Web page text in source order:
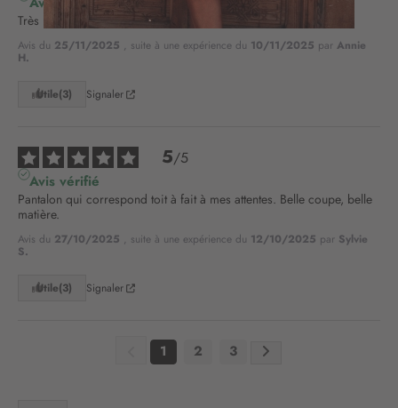
Très bon produit, sans retouche à effectuer.
Avis du 25/11/2025 , suite à une expérience du 10/11/2025 par Annie
H.
Utile(3) Signaler
5/5
Avis vérifié
Pantalon qui correspond toit à fait à mes attentes. Belle coupe, belle
matière.
Avis du 27/10/2025 , suite à une expérience du 12/10/2025 par Sylvie
S.
Utile(3) Signaler
1 2 3
o
e
t
t
r
e
’
n